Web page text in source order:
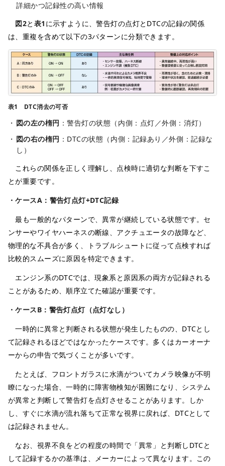
詳細かつ記録性の高い情報
図2と 表1 に示すように、警告灯の点灯とDTCの記録の関係
は、重複を含めて以下の3パターンに分類できます。
表1 DTC消去の可否
図の左の楕円 ：警告灯の状態（内側：点灯／外側：消灯）
図の右の楕円 ：DTCの状態（内側：記録あり／外側：記録な
し）
これらの関係を正しく理解し、点検時に適切な判断を下すこ
とが重要です。
・ケースA：警告灯点灯+DTC記録
最も一般的なパターンで、異常が継続している状態です。セ
ンサーやワイヤハーネスの断線、アクチュエータの故障など、
物理的な不具合が多く、トラブルシュートに従って点検すれば
比較的スムーズに原因を特定できます。
エンジン系のDTCでは、現象系と原因系の両方が記録される
ことがあるため、順序立てた確認が重要です。
・ケースB：警告灯点灯（点灯なし）
一時的に異常と判断される状態が発生したものの、DTCとし
て記録されるほどではなかったケースです。多くはカーオーナ
ーからの申告で気づくことが多いです。
たとえば、フロントガラスに水滴がついてカメラ映像が不明
瞭になった場合、一時的に障害物検知が困難になり、システム
が異常と判断して警告灯を点灯させることがあります。しか
し、すぐに水滴が流れ落ちて正常な視界に戻れば、DTCとして
は記録されません。
なお、視界不良をどの程度の時間で「異常」と判断しDTCと
して記録するかの基準は、メーカーによって異なります。この